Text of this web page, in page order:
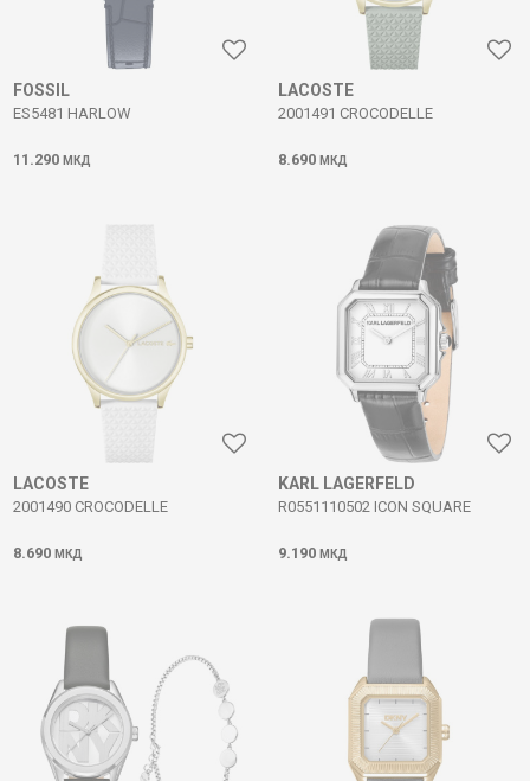
FOSSIL
ES5481 HARLOW
11.290 МКД
LACOSTE
2001491 CROCODELLE
8.690 МКД
LACOSTE
2001490 CROCODELLE
8.690 МКД
KARL LAGERFELD
R0551110502 ICON SQUARE
9.190 МКД